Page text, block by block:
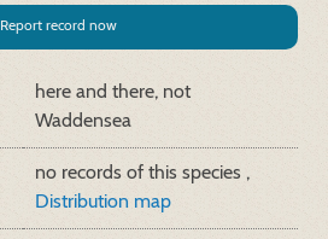
Report record now
here and there, not
Waddensea
no records of this species ,
Distribution map